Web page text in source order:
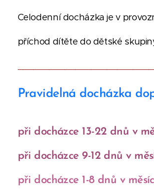
Celodenní docházka je v
příchod dítěte do dětské
Pravidelná docházka
při docházce 13-22 dnů v
při docházce 9-12 dnů v
při docházce 1-8 dnů v